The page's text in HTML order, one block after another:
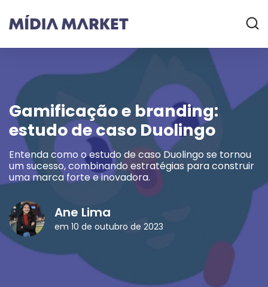
Gamificação e branding:
estudo de caso Duolingo
Entenda como o estudo de caso Duolingo se tornou
um sucesso, combinando estratégias para construir
uma marca forte e inovadora.
Ane Lima
em 10 de outubro de 2023